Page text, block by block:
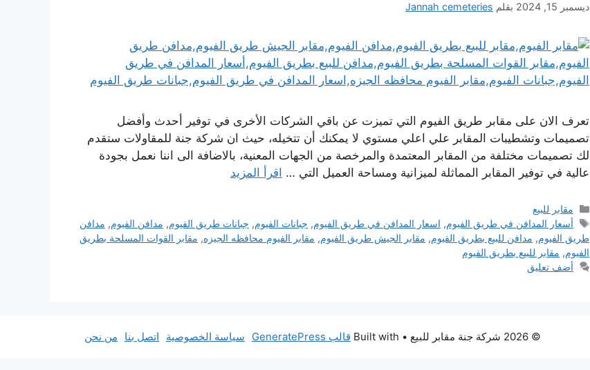
ديسمبر 15, 2024 بقلم Jannah cemeteries
تعرف الان على مقابر طريق الفيوم التي تميزت عن باقي الشركات الأخرى في توفير أحدث وأفضل
تصميمات وتشطيبات المقابر علي اعلي مستوي لا يمكنك أن تتخيله، حيث ان شركة جنة للمقاولات ستقدم
لك تصميمات مختلفة من المقابر المعتمدة والمرخصة من الجهات المعنية، بالاضافة الى اننا نعمل بجودة
عالية في توفير المقابر المماثلة لميزانية ومساحة العميل التي … اقرأ المزيد
التصنيفات
مقابر للبيع
الوسوم
أسعار المدافن في طريق الفيوم, اسعار المدافن في طريق الفيوم, جبانات الفيوم, جبانات طريق الفيوم, مدافن الفيوم, مدافن
طريق الفيوم, مدافن للبيع بطريق الفيوم, مقابر الجيش طريق الفيوم, مقابر الفيوم محافظه الجيزه, مقابر القوات المسلحة بطريق
الفيوم, مقابر للبيع بطريق الفيوم
أضف تعليق
سياسة الخصوصية اتصل بنا من نحن © 2026 شركة جنة مقابر للبيع • Built with قالب GeneratePress